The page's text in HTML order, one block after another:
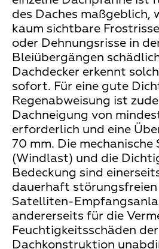
des Daches maßgeblich,
kaum sichtbare
oder Dehnungsrisse in
Bleiübergängen
Dachdecker erkennt
sofort. Für eine gute
Regenabweisung ist
Dachneigung von
erforderlich und eine
70 mm. Die
(Windlast) und die
Bedeckung sind
dauerhaft
Satelliten-
andererseits für die
Feuchtigkeitsschäden der
Dachkonstruktion